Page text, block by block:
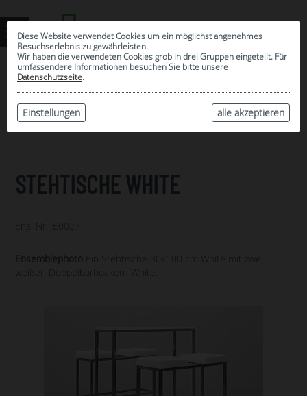
Diese Website verwendet Cookies um ein möglichst angenehmes
Besuchserlebnis zu gewährleisten.
Wir haben die verwendeten Cookies grob in drei Gruppen eingeteilt. Für
umfassendere Informationen besuchen Sie bitte unsere
Datenschutzseite.
alle akzeptieren
Einstellungen
ARCHIV
STEHTISCHE WHITE
Ens. Nr.: E0027
Ensemblephoto Ein Stehtische 30x100 cm White mit zwei
weißen Doppelbarhockern White.